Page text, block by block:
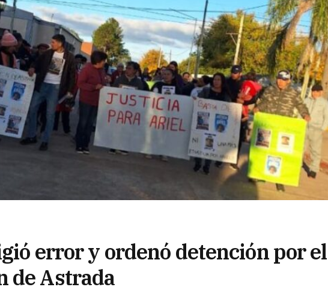
error y ordenó detención por el
de Astrada